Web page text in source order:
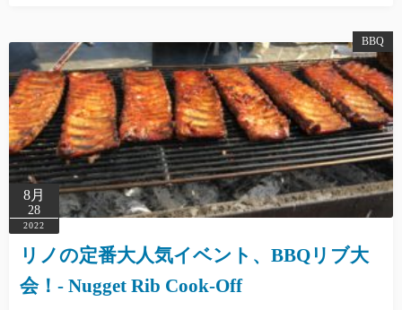
BBQ
8月
28
2022
リノの定番大人気イベント、BBQリブ大
会！- Nugget Rib Cook-Off